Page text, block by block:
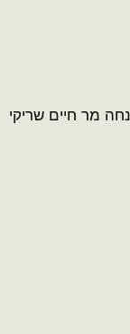
מר חיים שריקי